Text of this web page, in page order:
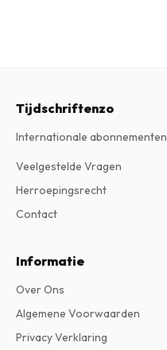
Tijdschriftenzo
Internationale abonnementen
Veelgestelde Vragen
Herroepingsrecht
Contact
Informatie
Over Ons
Algemene Voorwaarden
Privacy Verklaring